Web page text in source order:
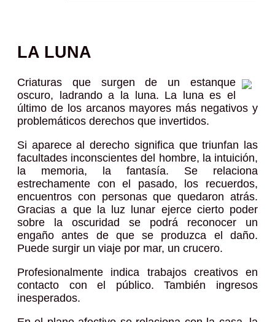
LA LUNA
Criaturas que surgen de un estanque
oscuro, ladrando a la luna. La luna es el
último de los arcanos mayores más negativos y
problemáticos derechos que invertidos.
Si aparece al derecho significa que triunfan las
facultades inconscientes del hombre, la intuición,
la memoria, la fantasía. Se relaciona
estrechamente con el pasado, los recuerdos,
encuentros con personas que quedaron atrás.
Gracias a que la luz lunar ejerce cierto poder
sobre la oscuridad se podrá reconocer un
engaño antes de que se produzca el daño.
Puede surgir un viaje por mar, un crucero.
Profesionalmente indica trabajos creativos en
contacto con el público. También ingresos
inesperados.